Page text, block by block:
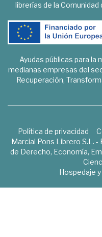
librerías de la
Ayudas públicas para la
medianas empresas del
Recuperación,
Política de privacidad
Marcial Pons Librero S.L.
de Derecho, Economía,
Hospedaje